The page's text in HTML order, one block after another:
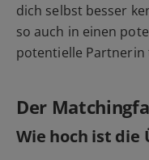
dich selbst besser
so auch in einen
potentielle Partnerin
Der
Wie hoch ist die